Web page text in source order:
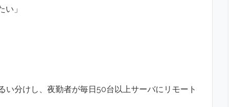
」
分けし、夜勤者が毎日50台以上サーバにリモート